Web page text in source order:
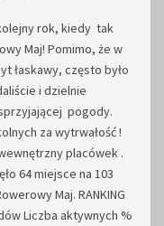
rok, kiedy tak
Maj! Pomimo, że w
łaskawy, często było
i dzielnie
pogody.
za wytrwałość !
placówek .
64 miejsce na 103
Maj. RANKING
Liczba aktywnych %